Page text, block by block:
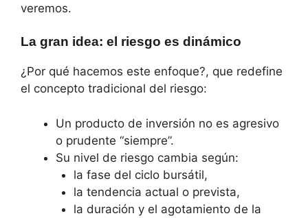
veremos.
La gran idea: el riesgo es dinámico
¿Por qué hacemos este enfoque?, que redefine
el concepto tradicional del riesgo:
Un producto de inversión no es agresivo
o prudente “siempre”.
Su nivel de riesgo cambia según:
la fase del ciclo bursátil,
la tendencia actual o prevista,
la duración y el agotamiento de la